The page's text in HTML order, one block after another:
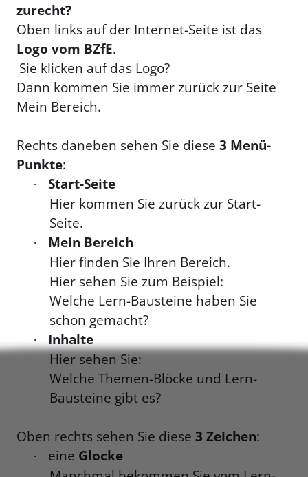
zurecht?
Oben links auf der Internet-Seite ist das
Logo vom BZfE.
Sie klicken auf das Logo?
Dann kommen Sie immer zurück zur Seite
Mein Bereich.
Rechts daneben sehen Sie diese 3 Menü-
Punkte:
·
Start-Seite
Hier kommen Sie zurück zur Start-
Seite.
·
Mein Bereich
Hier finden Sie Ihren Bereich.
Hier sehen Sie zum Beispiel:
Welche Lern-Bausteine haben Sie
schon gemacht?
·
Inhalte
Hier sehen Sie:
Welche Themen-Blöcke und Lern-
Bausteine gibt es?
Oben rechts sehen Sie diese 3 Zeichen:
· eine Glocke